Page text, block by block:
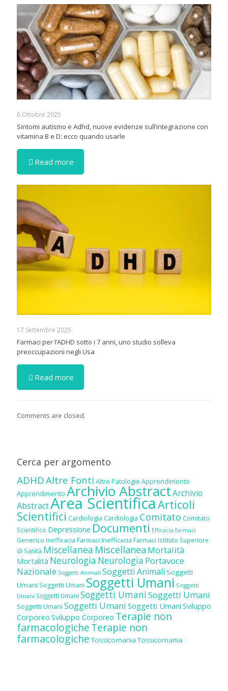
6 Ottobre 2025
Sintomi autismo e Adhd, nuove evidenze sull’integrazione con
vitamina B e D: ecco quando usarle
Read more
17 Settembre 2025
Farmaci per l’ADHD sotto i 7 anni, uno studio solleva
preoccupazioni negli Usa
Read more
Comments are closed.
Cerca per argomento
ADHDAltre Fonti Altre Patologie Apprendimento
Apprendimento Archivio AbstractArchivio
AbstractArea ScientificaArticoli
Scientifici Cardiologia Cardiologia Comitato Comitato
Scientifico Depressione Documenti Efficacia farmaci
Generico Inefficacia Farmaci Inefficacia Farmaci Istituto Superiore
di Sanità Miscellanea Miscellanea Mortalità
Mortalità Neurologia Neurologia Portavoce
Nazionale Soggetti Animali Soggetti Animali Soggetti
Umani Soggetti Umani Soggetti Umani Soggetti
Umani Soggetti Umani Soggetti UmaniSoggetti Umani
Soggetti Umani Soggetti Umani Soggetti Umani Sviluppo
Corporeo Sviluppo Corporeo Terapie non
farmacologicheTerapie non
farmacologiche Tossicomania Tossicomania